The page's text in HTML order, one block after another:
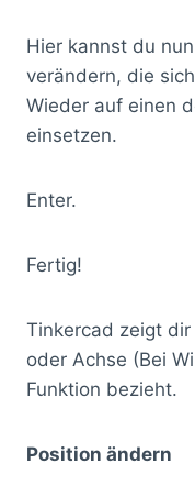
Hier kannst du
verändern, die
Wieder auf einen
einsetzen.
Enter.
Fertig!
Tinkercad zeigt
oder Achse (Bei
Funktion bezieht.
Position ändern